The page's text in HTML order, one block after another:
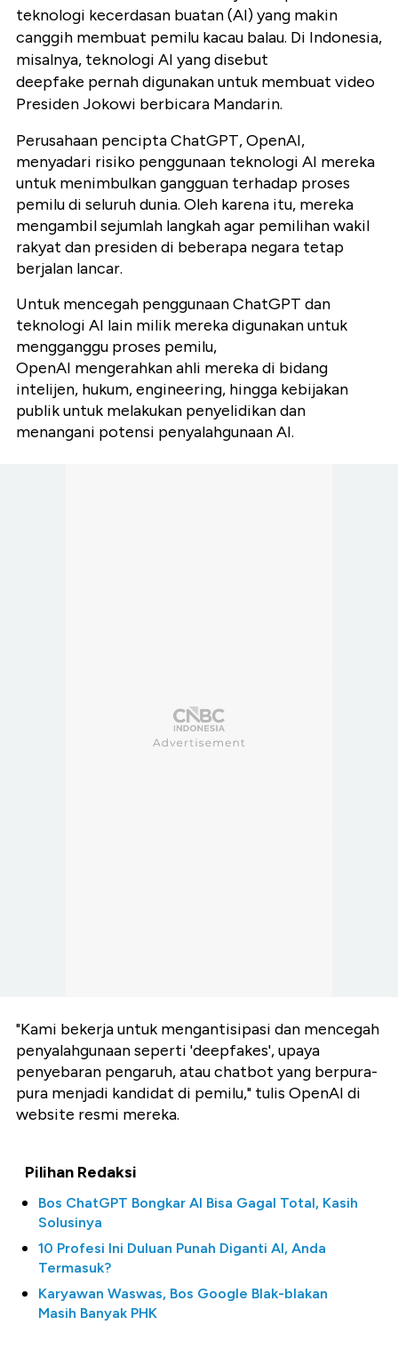
teknologi kecerdasan buatan (AI) yang makin
canggih membuat pemilu kacau balau. Di Indonesia,
misalnya, teknologi AI yang disebut
deepfake pernah digunakan untuk membuat video
Presiden Jokowi berbicara Mandarin.
Perusahaan pencipta ChatGPT, OpenAI,
menyadari risiko penggunaan teknologi AI mereka
untuk menimbulkan gangguan terhadap proses
pemilu di seluruh dunia. Oleh karena itu, mereka
mengambil sejumlah langkah agar pemilihan wakil
rakyat dan presiden di beberapa negara tetap
berjalan lancar.
Untuk mencegah penggunaan ChatGPT dan
teknologi AI lain milik mereka digunakan untuk
mengganggu proses pemilu,
OpenAI mengerahkan ahli mereka di bidang
intelijen, hukum, engineering, hingga kebijakan
publik untuk melakukan penyelidikan dan
menangani potensi penyalahgunaan AI.
"Kami bekerja untuk mengantisipasi dan mencegah
penyalahgunaan seperti 'deepfakes', upaya
penyebaran pengaruh, atau chatbot yang berpura-
pura menjadi kandidat di pemilu," tulis OpenAI di
website resmi mereka.
Pilihan Redaksi
Bos ChatGPT Bongkar AI Bisa Gagal Total, Kasih
Solusinya
10 Profesi Ini Duluan Punah Diganti AI, Anda
Termasuk?
Karyawan Waswas, Bos Google Blak-blakan
Masih Banyak PHK